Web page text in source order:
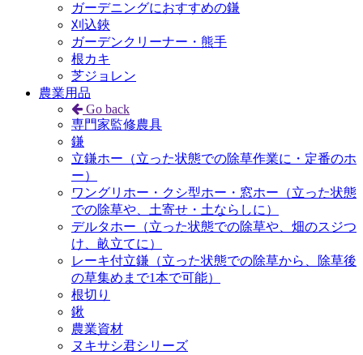
ガーデニングにおすすめの鎌
刈込鋏
ガーデンクリーナー・熊手
根カキ
芝ジョレン
農業用品
Go back
専門家監修農具
鎌
立鎌ホー（立った状態での除草作業に・定番のホ
ー）
ワングリホー・クシ型ホー・窓ホー（立った状態
での除草や、土寄せ・土ならしに）
デルタホー（立った状態での除草や、畑のスジつ
け、畝立てに）
レーキ付立鎌（立った状態での除草から、除草後
の草集めまで1本で可能）
根切り
鍬
農業資材
ヌキサシ君シリーズ